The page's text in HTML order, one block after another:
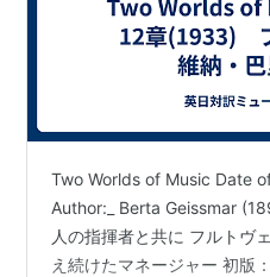
Two Worlds of Music Date
Author:_ Berta Geissmar
人の指揮者と共に フルトヴ
え続けたマネージャー 初版